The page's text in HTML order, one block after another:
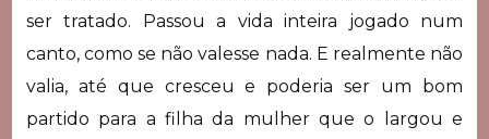
ser tratado. Passou a vida inteira jogado num
canto, como se não valesse nada. E realmente não
valia, até que cresceu e poderia ser um bom
partido para a filha da mulher que o largou e